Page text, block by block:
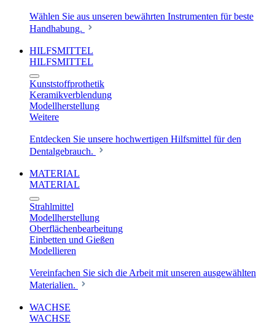
Wählen Sie aus unseren bewährten Instrumenten für beste
Handhabung.
HILFSMITTEL
HILFSMITTEL
Kunststoffprothetik
Keramikverblendung
Modellherstellung
Weitere
Entdecken Sie unsere hochwertigen Hilfsmittel für den
Dentalgebrauch.
MATERIAL
MATERIAL
Strahlmittel
Modellherstellung
Oberflächenbearbeitung
Einbetten und Gießen
Modellieren
Vereinfachen Sie sich die Arbeit mit unseren ausgewählten
Materialien.
WACHSE
WACHSE